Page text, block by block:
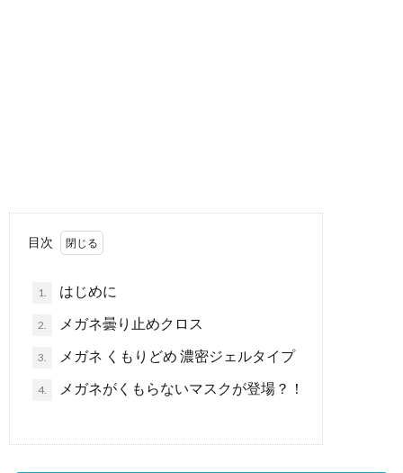
目次
1. はじめに
2. メガネ曇り止めクロス
3. メガネ くもりどめ 濃密ジェルタイプ
4. メガネがくもらないマスクが登場？！